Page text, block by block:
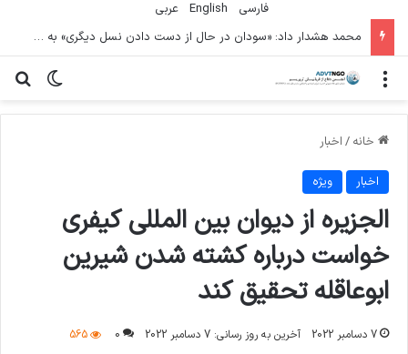
فارسی English
عربي
محمد هشدار داد: «سودان در حال از دست دادن نسل دیگری» به دلیل جنگ است
تغییر منو
خانه / اخبار
اخبار ویژه
الجزیره از دیوان بین المللی کیفری
خواست درباره کشته شدن شیرین
ابوعاقله تحقیق کند
7 دسامبر 2022 آخرین به روز رسانی: 7 دسامبر 2022 0
565